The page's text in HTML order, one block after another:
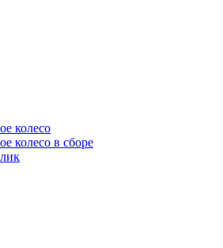
колесо
колесо в сборе